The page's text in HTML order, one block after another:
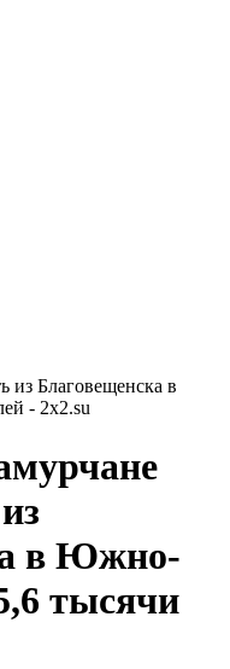
из Благовещенска в
- 2x2.su
в Южно-
тысячи